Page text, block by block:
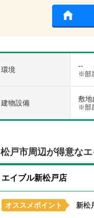
環境 --
※部
建物設備 敷
※部
松戸市周辺が得意な
エイブル新松戸店
オススメポイント 新松